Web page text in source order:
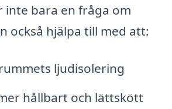
inte bara en fråga om
också hjälpa till med att:
ljudisolering
hållbart och lättskött